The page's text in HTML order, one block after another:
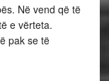
Në vend që të
e vërteta.
pak se të